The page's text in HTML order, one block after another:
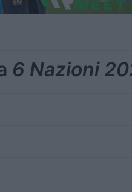
6 Nazioni